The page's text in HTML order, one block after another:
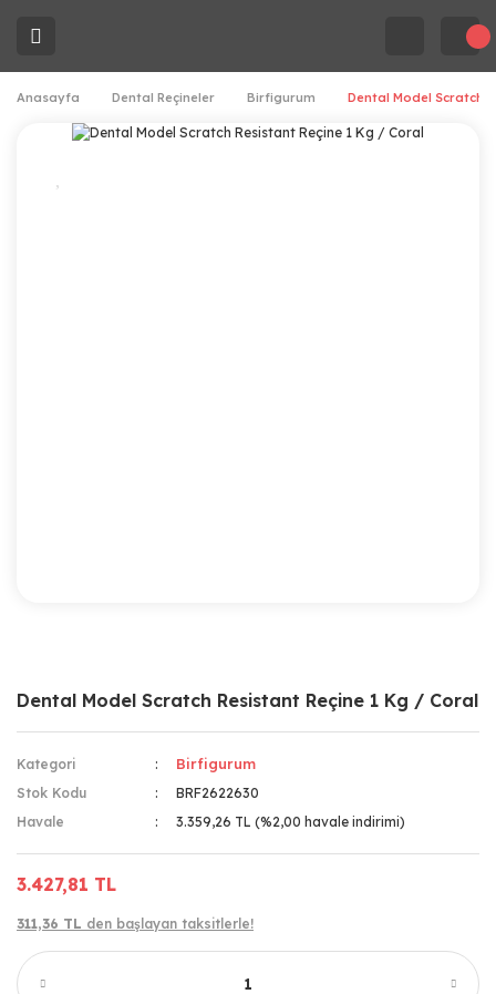
Anasayfa Dental Reçineler Birfigurum Dental Model Scratch
Dental Model Scratch Resistant Reçine 1 Kg / Coral
Kategori Birfigurum
Stok Kodu
BRF2622630
Havale
3.359,26 TL (%2,00 havale indirimi)
3.427,81 TL
311,36 TL den başlayan taksitlerle!